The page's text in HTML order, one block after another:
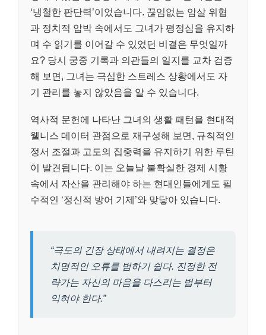
‘냉철한 판단력’이었습니다. 끊임없는 암살 위협
과 정치적 압박 속에서도 그녀가 평정심을 유지하
며 수 읽기를 이어갈 수 있었던 비결은 무엇일까
요? 당시 궁중 기록과 의관들의 일지를 교차 검증
해 보면, 그녀는 극심한 스트레스 상황에서도 자
기 관리를 놓지 않았음을 알 수 있습니다.
역사적 문헌에 나타난 그녀의 생활 패턴을 현대적
웰니스 데이터 관점으로 재구성해 보면, 규칙적인
정서 조절과 고도의 집중력을 유지하기 위한 루틴
이 발견됩니다. 이는 오늘날 불확실한 경제 시황
속에서 자산을 관리해야 하는 현대인들에게도 필
수적인 ‘정신적 방어 기제’와 맞닿아 있습니다.
“극도의 긴장 상태에서 내려지는 결정은
치명적인 오류를 범하기 쉽다. 진정한 전
략가는 자신의 마음을 다스리는 법부터
익혀야 한다.”